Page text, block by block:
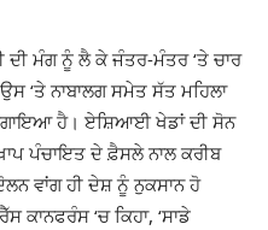
ਦੀ ਮੰਗ ਨੂੰ ਲੈ ਕੇ ਜੰਤਰ-ਮੰਤਰ ‘ਤੇ ਚਾਰ
‘ਤੇ ਨਾਬਾਲਗ ਸਮੇਤ ਸੱਤ ਮਹਿਲਾ
ਹੈ। ਏਸ਼ਿਆਈ ਖੇਡਾਂ ਦੀ ਸੋਨ
ਪੰਚਾਇਤ ਦੇ ਫ਼ੈਸਲੇ ਨਾਲ ਕਰੀਬ
ਵਾਂਗ ਹੀ ਦੇਸ਼ ਨੂੰ ਨੁਕਸਾਨ ਹੋ
ਕਾਨਫਰੰਸ ‘ਚ ਕਿਹਾ, ‘ਸਾਡੇ